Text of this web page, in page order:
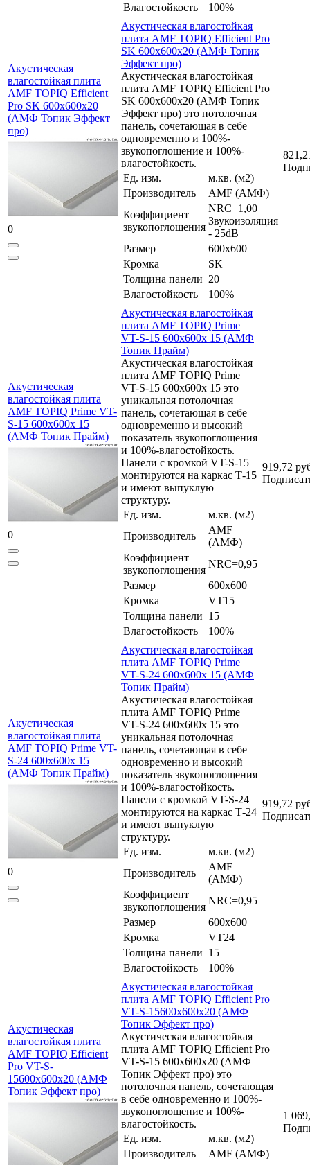
Влагостойкость
100%
Акустическая
влагостойкая плита
AMF TOPIQ Efficient
Pro SK 600x600x20
(АМФ Топик Эффект
про)
0
Акустическая влагостойкая
плита AMF TOPIQ Efficient Pro
SK 600x600x20 (АМФ Топик
Эффект про)
Акустическая влагостойкая
плита AMF TOPIQ Efficient Pro
SK 600x600x20 (АМФ Топик
Эффект про) это потолочная
панель, сочетающая в себе
одновременно и 100%-
звукопоглощение и 100%-
влагостойкость.
Ед. изм.
м.кв. (м2)
Производитель
AMF (АМФ)
Коэффициент
звукопоглощения
NRC=1,00
Звукоизоляция
- 25dB
Размер
600x600
Кромка
SK
Толщина панели 20
Влагостойкость
100%
Акустическая
влагостойкая плита
AMF TOPIQ Prime VT-
S-15 600x600x 15
(АМФ Топик Прайм)
0
Акустическая влагостойкая
плита AMF TOPIQ Prime
VT-S-15 600x600x 15 (АМФ
Топик Прайм)
Акустическая влагостойкая
плита AMF TOPIQ Prime
VT-S-15 600x600x 15 это
уникальная потолочная
панель, сочетающая в себе
одновременно и высокий
показатель звукопоглощения
и 100%-влагостойкость.
Панели с кромкой VT-S-15
монтируются на каркас Т-15
и имеют выпуклую
структуру.
Ед. изм.
м.кв. (м2)
Производитель
AMF
(АМФ)
Коэффициент
звукопоглощения
NRC=0,95
Размер
600x600
Кромка
VT15
Толщина панели 15
Влагостойкость
100%
919,72
Акустическая
влагостойкая плита
AMF TOPIQ Prime VT-
S-24 600x600x 15
(АМФ Топик Прайм)
0
Акустическая влагостойкая
плита AMF TOPIQ Prime
VT-S-24 600x600x 15 (АМФ
Топик Прайм)
Акустическая влагостойкая
плита AMF TOPIQ Prime
VT-S-24 600x600x 15 это
уникальная потолочная
панель, сочетающая в себе
одновременно и высокий
показатель звукопоглощения
и 100%-влагостойкость.
Панели с кромкой VT-S-24
монтируются на каркас Т-24
и имеют выпуклую
структуру.
Ед. изм.
м.кв. (м2)
Производитель
AMF
(АМФ)
Коэффициент
звукопоглощения
NRC=0,95
Размер
600x600
Кромка
VT24
Толщина панели 15
Влагостойкость
100%
919,72
Акустическая
влагостойкая плита
AMF TOPIQ Efficient
Pro VT-S-
15600x600x20 (АМФ
Топик Эффект про)
Акустическая влагостойкая
плита AMF TOPIQ Efficient Pro
VT-S-15600x600x20 (АМФ
Топик Эффект про)
Акустическая влагостойкая
плита AMF TOPIQ Efficient Pro
VT-S-15 600x600x20 (АМФ
Топик Эффект про) это
потолочная панель, сочетающая
в себе одновременно и 100%-
звукопоглощение и 100%-
влагостойкость.
Ед. изм.
м.кв. (м2)
Производитель
AMF (АМФ)
1